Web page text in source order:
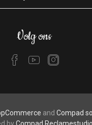
Volg ons
and Compad